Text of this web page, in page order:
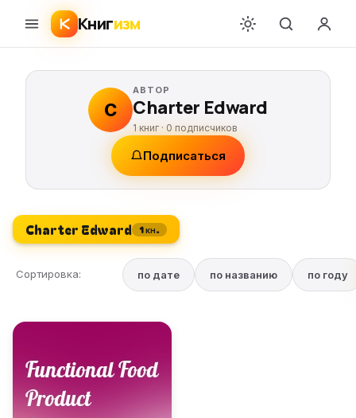
Книгизм
C
АВТОР
Charter Edward
1 книг ·0 подписчиков
Подписаться
Charter Edward 1 кн.
Сортировка: по дате по названию по году